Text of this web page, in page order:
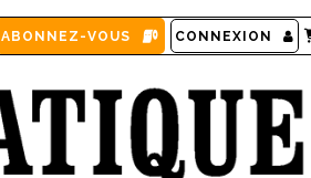
ABONNEZ-VOUS CONNEXION